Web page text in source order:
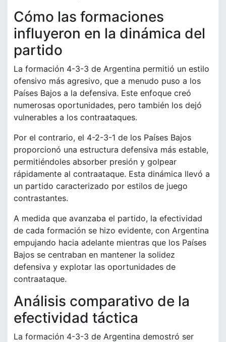
Cómo las formaciones
influyeron en la dinámica del
partido
La formación 4-3-3 de Argentina permitió un estilo
ofensivo más agresivo, que a menudo puso a los
Países Bajos a la defensiva. Este enfoque creó
numerosas oportunidades, pero también los dejó
vulnerables a los contraataques.
Por el contrario, el 4-2-3-1 de los Países Bajos
proporcionó una estructura defensiva más estable,
permitiéndoles absorber presión y golpear
rápidamente al contraataque. Esta dinámica llevó a
un partido caracterizado por estilos de juego
contrastantes.
A medida que avanzaba el partido, la efectividad
de cada formación se hizo evidente, con Argentina
empujando hacia adelante mientras que los Países
Bajos se centraban en mantener la solidez
defensiva y explotar las oportunidades de
contraataque.
Análisis comparativo de la
efectividad táctica
La formación 4-3-3 de Argentina demostró ser